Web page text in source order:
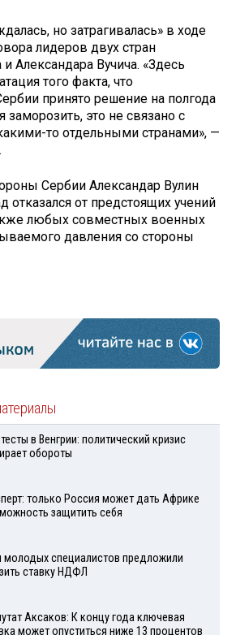
но затрагивалась» в ходе
лидеров двух стран
Александара Вучича. «Здесь
того факта, что
принято решение на полгода
заморозить, это не связано с
то отдельными странами», —
Сербии Александар Вулин
отказался от предстоящих учений
любых совместных военных
давления со стороны
в Венгрии: политический кризис
обороты
только Россия может дать Африке
защитить себя
молодых специалистов предложили
ставку НДФЛ
Аксаков: К концу года ключевая
может опуститься ниже 13 процентов